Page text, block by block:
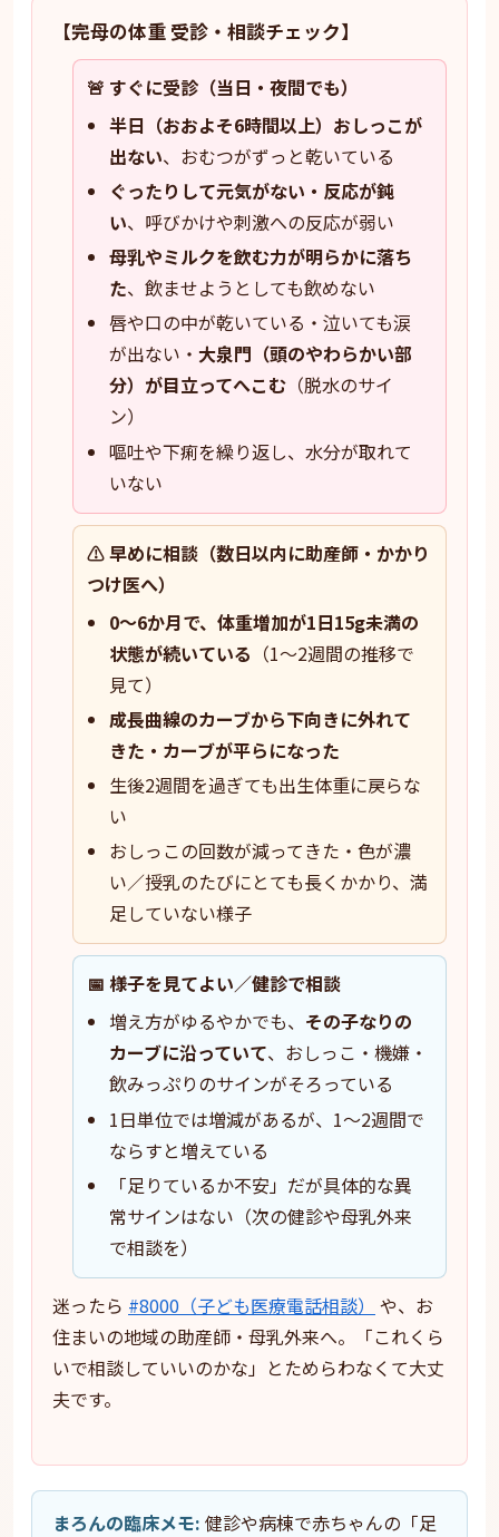
【完母の体重 受診・相談チェック】
🚨 すぐに受診（当日・夜間でも）
半日（おおよそ6時間以上）おしっこが
出ない、おむつがずっと乾いている
ぐったりして元気がない・反応が鈍
い、呼びかけや刺激への反応が弱い
母乳やミルクを飲む力が明らかに落ち
た、飲ませようとしても飲めない
唇や口の中が乾いている・泣いても涙
が出ない・大泉門（頭のやわらかい部
分）が目立ってへこむ （脱水のサイ
ン）
嘔吐や下痢を繰り返し、水分が取れて
いない
⚠️ 早めに相談（数日以内に助産師・かかり
つけ医へ）
0〜6か月で、体重増加が1日15g未満の
状態が続いている （1〜2週間の推移で
見て）
成長曲線のカーブから下向きに外れて
きた・カーブが平らになった
生後2週間を過ぎても出生体重に戻らな
い
おしっこの回数が減ってきた・色が濃
い／授乳のたびにとても長くかかり、満
足していない様子
📅 様子を見てよい／健診で相談
増え方がゆるやかでも、 その子なりの
カーブに沿っていて、おしっこ・機嫌・
飲みっぷりのサインがそろっている
1日単位では増減があるが、1〜2週間で
ならすと増えている
「足りているか不安」だが具体的な異
常サインはない（次の健診や母乳外来
で相談を）
迷ったら #8000（子ども医療電話相談）
や、お
住まいの地域の助産師・母乳外来へ。「これくら
いで相談していいのかな」とためらわなくて大丈
夫です。
まろんの臨床メモ: 健診や病棟で赤ちゃんの「足